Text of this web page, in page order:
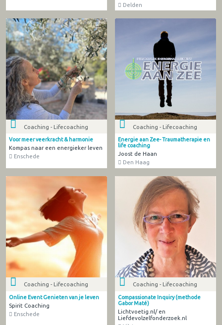
Delden
Coaching - Lifecoaching
Voor meer veerkracht & harmonie
Kompas naar een energieker leven
Enschede
Coaching - Lifecoaching
Energie aan Zee- Traumatherapie en
life coaching
Joost de Haan
Den Haag
Coaching - Lifecoaching
Online Event Genieten van je leven
Spirit Coaching
Enschede
Coaching - Lifecoaching
Compassionate Inquiry (methode
Gabor Maté)
Lichtvoetig.nl/ en
Liefdevolzelfonderzoek.nl